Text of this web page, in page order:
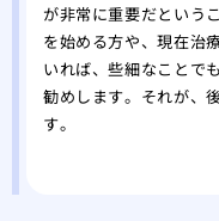
が非常に重要だという
を始める方や、現在治
いれば、些細なことで
勧めします。それが、
す。